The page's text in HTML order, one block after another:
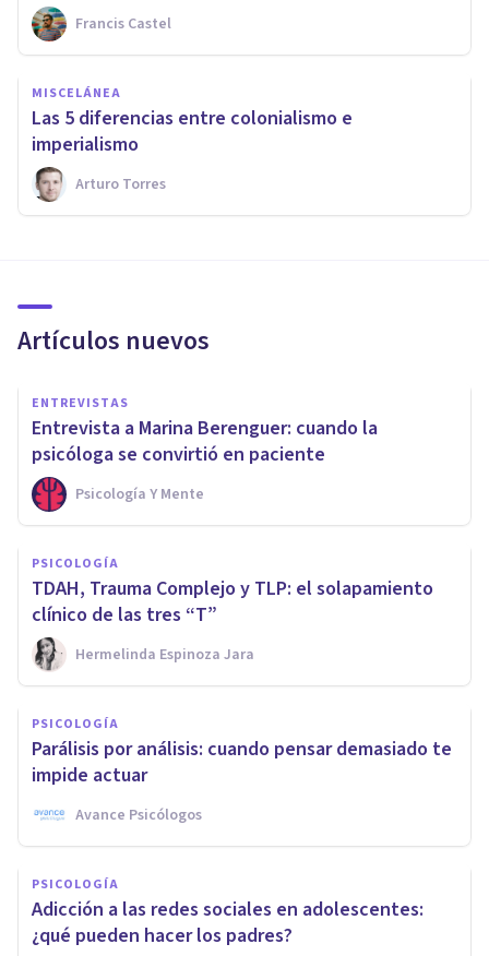
Francis Castel
MISCELÁNEA
Las 5 diferencias entre colonialismo e
imperialismo
Arturo Torres
Artículos nuevos
ENTREVISTAS
Entrevista a Marina Berenguer: cuando la
psicóloga se convirtió en paciente
Psicología Y Mente
PSICOLOGÍA
TDAH, Trauma Complejo y TLP: el solapamiento
clínico de las tres “T”
Hermelinda Espinoza Jara
PSICOLOGÍA
Parálisis por análisis: cuando pensar demasiado te
impide actuar
Avance Psicólogos
PSICOLOGÍA
Adicción a las redes sociales en adolescentes:
¿qué pueden hacer los padres?